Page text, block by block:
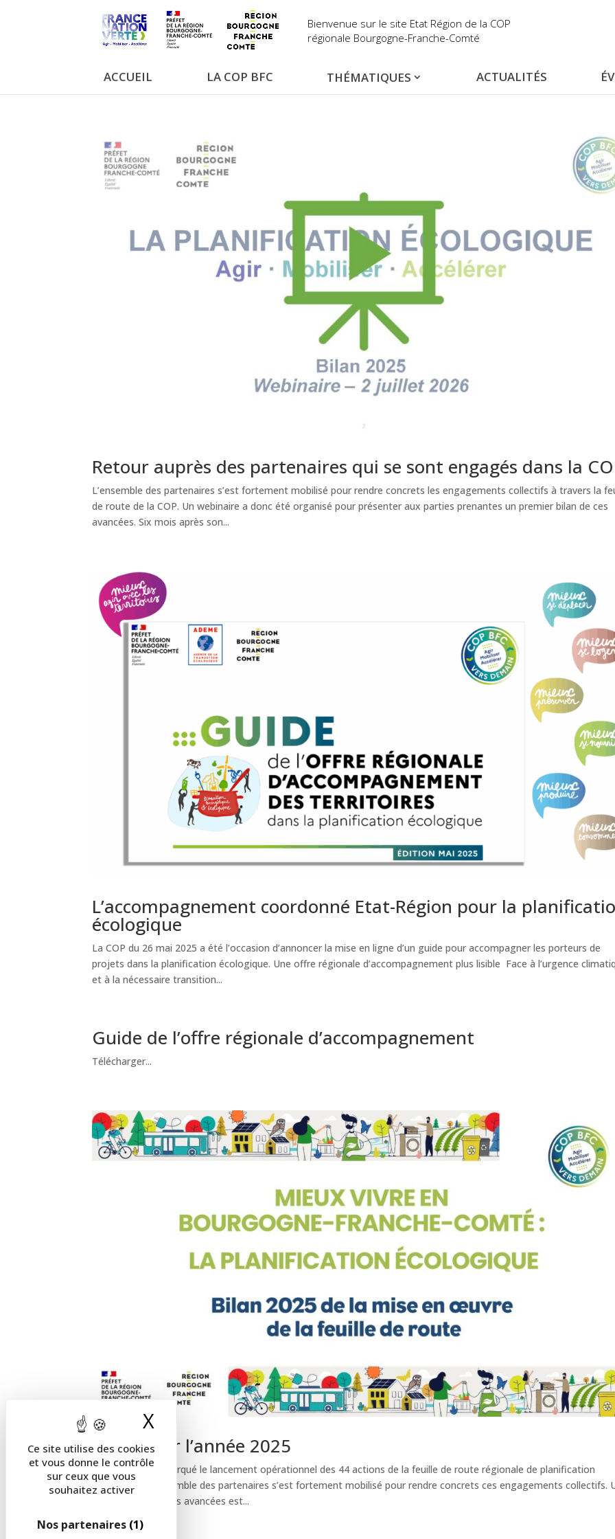
Ce site utilise des cookies
et vous donne le contrôle
sur ceux que vous
souhaitez activer
Nos partenaires (1)
X Masquer le bandeau des cookies
Bienvenue sur le site Etat Région de la COP
régionale Bourgogne-Franche-Comté
ACCUEIL LA COP BFC THÉMATIQUES ACTUALITÉS
Retour auprès des partenaires qui se sont engagés dans la
L’ensemble des partenaires s’est fortement mobilisé pour rendre concrets les engagements collectifs à travers la
de route de la COP. Un webinaire a donc été organisé pour présenter aux parties prenantes un premier bilan de ces
avancées. Six mois après son...
L’accompagnement coordonné Etat-Région pour la
écologique
La COP du 26 mai 2025 a été l’occasion d’annoncer la mise en ligne d’un guide pour accompagner les porteurs de
projets dans la planification écologique. Une offre régionale d’accompagnement plus lisible Face à l’urgence
et à la nécessaire transition...
Guide de l’offre régionale d’accompagnement
Télécharger...
Retour sur l’année 2025
L’année 2025 a marqué le lancement opérationnel des 44 actions de la feuille de route régionale de planification
écologique. L’ensemble des partenaires s’est fortement mobilisé pour rendre concrets ces engagements collectifs.
premier bilan de ces avancées est...